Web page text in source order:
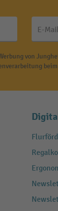
E-Mail
von